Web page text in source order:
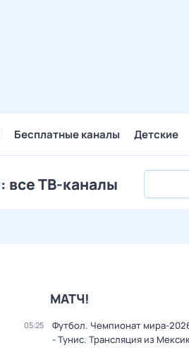
Бесплатные каналы Детские
: все ТВ-каналы
МАТЧ!
05:25
Футбол. Чемпионат мира-
- Тунис. Трансляция из